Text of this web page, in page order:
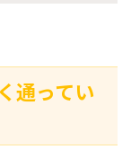
通ってい